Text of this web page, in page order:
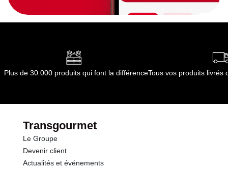
Plus de 30 000 produits qui font la différenceTous vos produits livrés
Transgourmet
Le Groupe
Devenir client
Actualités et événements